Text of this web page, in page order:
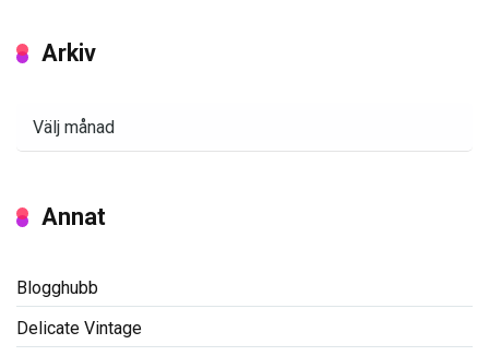
Arkiv
Annat
Blogghubb
Delicate Vintage